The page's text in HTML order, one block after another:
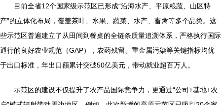
目前全省12个国家级示范区已形成“沿海水产、平原粮蔬、山区特
产”的立体化布局，覆盖茶叶、水果、蔬菜、水产、畜禽等多个品类。这
些示范区普遍建立了从田间到餐桌的全链条质量追溯体系，严格执行国际
通行的良好农业规范（GAP），农药残留、重金属污染等关键指标均优
于出口标准，年出口额累计突破50亿美元，带动就业超百万人。
示范区的建设不仅提升了农产品国际竞争力，更通过“公司+基地+农